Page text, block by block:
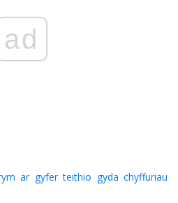
ad
ar gyfer teithio gyda chyffuriau